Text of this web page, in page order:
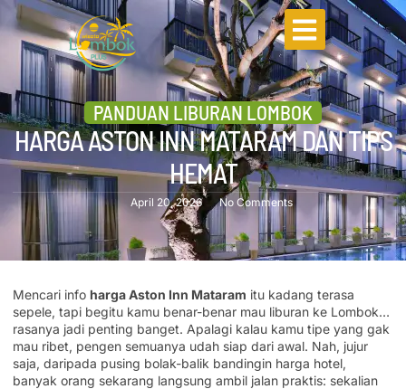
PANDUAN LIBURAN LOMBOK
HARGA ASTON INN MATARAM DAN TIPS
HEMAT
April 20, 2026 No Comments
Mencari info harga Aston Inn Mataram itu kadang terasa
sepele, tapi begitu kamu benar-benar mau liburan ke Lombok…
rasanya jadi penting banget. Apalagi kalau kamu tipe yang gak
mau ribet, pengen semuanya udah siap dari awal. Nah, jujur
saja, daripada pusing bolak-balik bandingin harga hotel,
banyak orang sekarang langsung ambil jalan praktis: sekalian